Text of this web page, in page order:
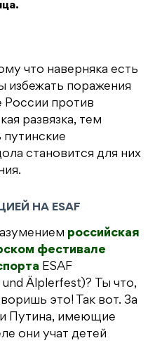
что наверняка есть
избежать поражения
России против
развязка, тем
путинские
становится для них
НА ESAF
российская
фестивале
ESAF
Älplerfest)? Ты что,
это! Так вот. За
Путина, имеющие
они учат детей